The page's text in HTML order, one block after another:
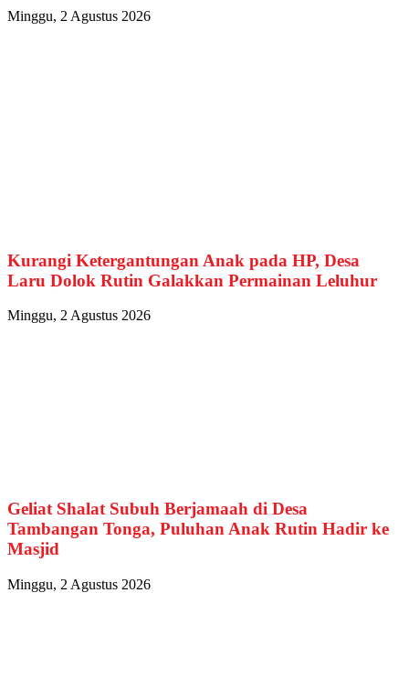
Minggu, 2 Agustus 2026
Kurangi Ketergantungan Anak pada HP, Desa
Laru Dolok Rutin Galakkan Permainan Leluhur
Minggu, 2 Agustus 2026
Geliat Shalat Subuh Berjamaah di Desa
Tambangan Tonga, Puluhan Anak Rutin Hadir ke
Masjid
Minggu, 2 Agustus 2026